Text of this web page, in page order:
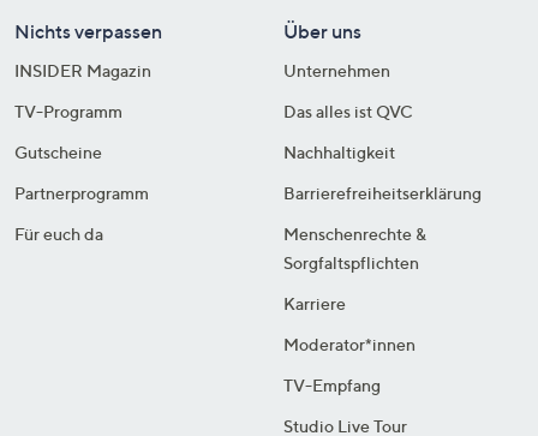
Nichts verpassen
INSIDER Magazin
TV-Programm
Gutscheine
Partnerprogramm
Für euch da
Über uns
Unternehmen
Das alles ist QVC
Nachhaltigkeit
Barrierefreiheitserklärung
Menschenrechte &
Sorgfaltspflichten
Karriere
Moderator*innen
TV-Empfang
Studio Live Tour